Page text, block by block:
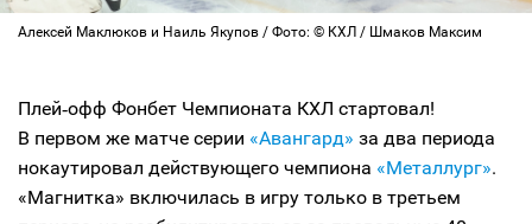
Алексей Маклюков и Наиль Якупов / Фото: © КХЛ / Шмаков Максим
Плей‑офф Фонбет Чемпионата КХЛ стартовал!
В первом же матче серии «Авангард» за два периода
нокаутировал действующего чемпиона «Металлург».
«Магнитка» включилась в игру только в третьем